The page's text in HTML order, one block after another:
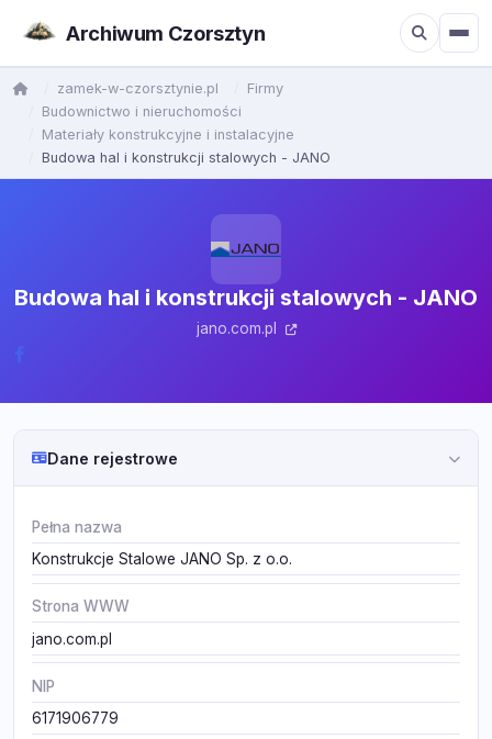
Archiwum Czorsztyn
zamek-w-czorsztynie.pl
Firmy
Budownictwo i nieruchomości
Materiały konstrukcyjne i instalacyjne
Budowa hal i konstrukcji stalowych - JANO
Budowa hal i konstrukcji stalowych - JANO
jano.com.pl
Dane rejestrowe
Pełna nazwa
Konstrukcje Stalowe JANO Sp. z o.o.
Strona WWW
jano.com.pl
NIP
6171906779